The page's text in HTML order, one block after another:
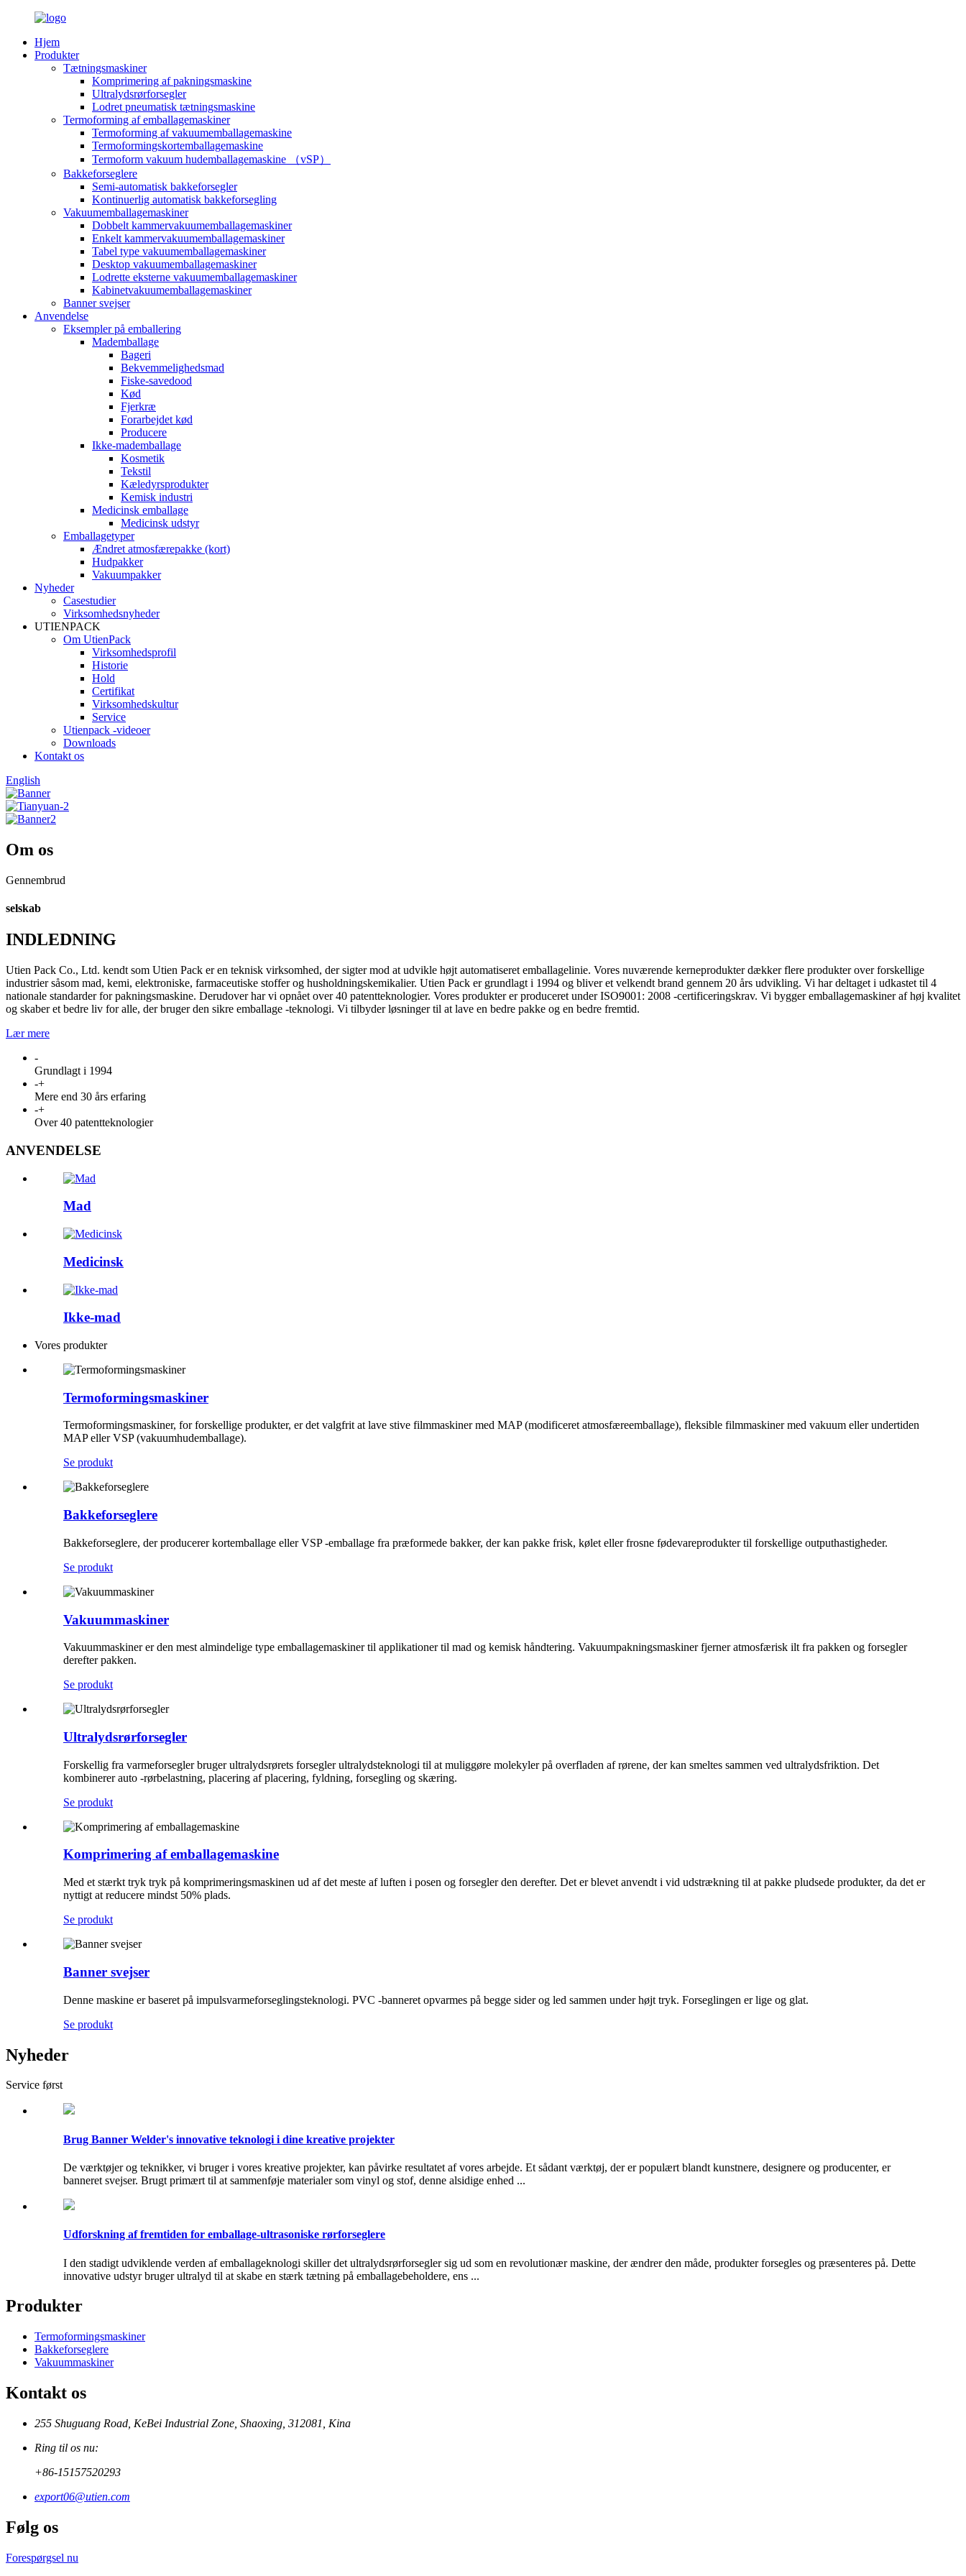
Hjem
Produkter
Tætningsmaskiner
Komprimering af pakningsmaskine
Ultralydsrørforsegler
Lodret pneumatisk tætningsmaskine
Termoforming af emballagemaskiner
Termoforming af vakuumemballagemaskine
Termoformingskortemballagemaskine
Termoform vakuum hudemballagemaskine （vSP）
Bakkeforseglere
Semi-automatisk bakkeforsegler
Kontinuerlig automatisk bakkeforsegling
Vakuumemballagemaskiner
Dobbelt kammervakuumemballagemaskiner
Enkelt kammervakuumemballagemaskiner
Tabel type vakuumemballagemaskiner
Desktop vakuumemballagemaskiner
Lodrette eksterne vakuumemballagemaskiner
Kabinetvakuumemballagemaskiner
Banner svejser
Anvendelse
Eksempler på emballering
Mademballage
Bageri
Bekvemmelighedsmad
Fiske-savedood
Kød
Fjerkræ
Forarbejdet kød
Producere
Ikke-mademballage
Kosmetik
Tekstil
Kæledyrsprodukter
Kemisk industri
Medicinsk emballage
Medicinsk udstyr
Emballagetyper
Ændret atmosfærepakke (kort)
Hudpakker
Vakuumpakker
Nyheder
Casestudier
Virksomhedsnyheder
UTIENPACK
Om UtienPack
Virksomhedsprofil
Historie
Hold
Certifikat
Virksomhedskultur
Service
Utienpack -videoer
Downloads
Kontakt os
English
Om os
Gennembrud
selskab
INDLEDNING
Utien Pack Co., Ltd. kendt som Utien Pack er en teknisk virksomhed, der sigter mod at udvikle højt automatiseret emballagelinie. Vores nuværende kerneprodukter dækker flere produkter over forskellige
industrier såsom mad, kemi, elektroniske, farmaceutiske stoffer og husholdningskemikalier. Utien Pack er grundlagt i 1994 og bliver et velkendt brand gennem 20 års udvikling. Vi har deltaget i udkastet til 4
nationale standarder for pakningsmaskine. Derudover har vi opnået over 40 patentteknologier. Vores produkter er produceret under ISO9001: 2008 -certificeringskrav. Vi bygger emballagemaskiner af høj kvalitet
og skaber et bedre liv for alle, der bruger den sikre emballage -teknologi. Vi tilbyder løsninger til at lave en bedre pakke og en bedre fremtid.
Lær mere
-
Grundlagt i 1994
-+
Mere end 30 års erfaring
-+
Over 40 patentteknologier
ANVENDELSE
Mad
Medicinsk
Ikke-mad
Vores produkter
Termoformingsmaskiner
Termoformingsmaskiner, for forskellige produkter, er det valgfrit at lave stive filmmaskiner med MAP (modificeret atmosfæreemballage), fleksible filmmaskiner med vakuum eller undertiden
MAP eller VSP (vakuumhudemballage).
Se produkt
Bakkeforseglere
Bakkeforseglere, der producerer kortemballage eller VSP -emballage fra præformede bakker, der kan pakke frisk, kølet eller frosne fødevareprodukter til forskellige outputhastigheder.
Se produkt
Vakuummaskiner
Vakuummaskiner er den mest almindelige type emballagemaskiner til applikationer til mad og kemisk håndtering. Vakuumpakningsmaskiner fjerner atmosfærisk ilt fra pakken og forsegler
derefter pakken.
Se produkt
Ultralydsrørforsegler
Forskellig fra varmeforsegler bruger ultralydsrørets forsegler ultralydsteknologi til at muliggøre molekyler på overfladen af ​​rørene, der kan smeltes sammen ved ultralydsfriktion. Det
kombinerer auto -rørbelastning, placering af placering, fyldning, forsegling og skæring.
Se produkt
Komprimering af emballagemaskine
Med et stærkt tryk tryk på komprimeringsmaskinen ud af det meste af luften i posen og forsegler den derefter. Det er blevet anvendt i vid udstrækning til at pakke pludsede produkter, da det er
nyttigt at reducere mindst 50% plads.
Se produkt
Banner svejser
Denne maskine er baseret på impulsvarmeforseglingsteknologi. PVC -banneret opvarmes på begge sider og led sammen under højt tryk. Forseglingen er lige og glat.
Se produkt
Nyheder
Service først
Brug Banner Welder's innovative teknologi i dine kreative projekter
De værktøjer og teknikker, vi bruger i vores kreative projekter, kan påvirke resultatet af vores arbejde. Et sådant værktøj, der er populært blandt kunstnere, designere og producenter, er
banneret svejser. Brugt primært til at sammenføje materialer som vinyl og stof, denne alsidige enhed ...
Udforskning af fremtiden for emballage-ultrasoniske rørforseglere
I den stadigt udviklende verden af ​​emballageknologi skiller det ultralydsrørforsegler sig ud som en revolutionær maskine, der ændrer den måde, produkter forsegles og præsenteres på. Dette
innovative udstyr bruger ultralyd til at skabe en stærk tætning på emballagebeholdere, ens ...
Produkter
Termoformingsmaskiner
Bakkeforseglere
Vakuummaskiner
Kontakt os
255 Shuguang Road, KeBei Industrial Zone, Shaoxing, 312081, Kina
Ring til os nu:
+86-15157520293
export06@utien.com
Følg os
Forespørgsel nu